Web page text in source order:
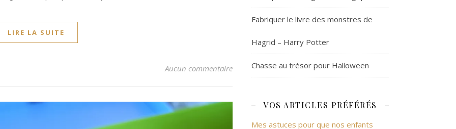
LIRE LA SUITE
Aucun commentaire
Fabriquer le livre des monstres de
Hagrid – Harry Potter
Chasse au trésor pour Halloween
VOS ARTICLES PRÉFÉRÉS
Mes astuces pour que nos enfants